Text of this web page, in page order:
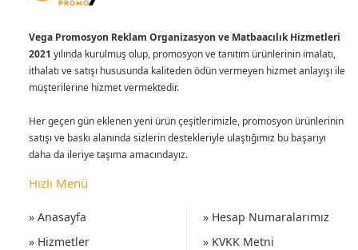
Vega Promosyon Reklam Organizasyon ve Matbaacılık Hizmetleri
2021 yılında kurulmuş olup, promosyon ve tanıtım ürünlerinin imalatı,
ithalatı ve satışı hususunda kaliteden ödün vermeyen hizmet anlayışı ile
müşterilerine hizmet vermektedir.
Her geçen gün eklenen yeni ürün çeşitlerimizle, promosyon ürünlerinin
satışı ve baskı alanında sizlerin destekleriyle ulaştığımız bu başarıyı
daha da ileriye taşıma amacındayız.
Hızlı Menü
» Anasayfa
» Hizmetler
» Hesap Numaralarımız
» KVKK Metni